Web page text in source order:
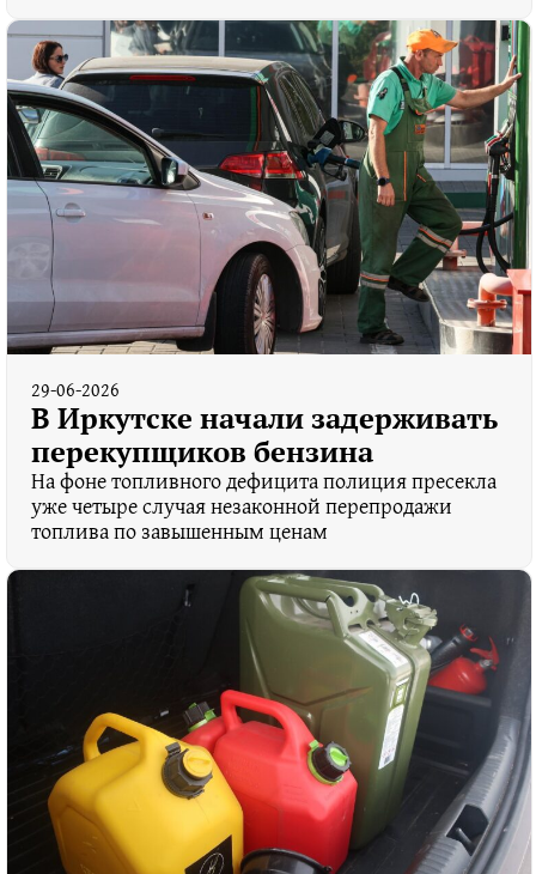
29-06-2026
В Иркутске начали задерживать
перекупщиков бензина
На фоне топливного дефицита полиция пресекла
уже четыре случая незаконной перепродажи
топлива по завышенным ценам